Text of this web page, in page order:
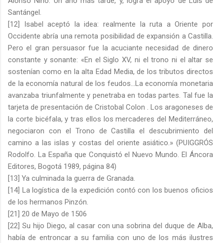
Santángel.
[12] Isabel aceptó la idea: realmente la ruta a Oriente por
Occidente abría una remota posibilidad de expansión a Castilla.
Pero el gran persuasor fue la acuciante necesidad de dinero
constante y sonante: «En el Siglo XV, ni el trono ni el altar se
sostenían como en la alta Edad Media, de los tributos directos
de la economía natural de los feudos…La economía monetaria
avanzaba triunfalmente y penetraba en todas partes. Tal fue la
tarjeta de presentación de Cristobal Colon . Los aragoneses de
la corte bicéfala, y tras ellos los mercaderes del Mediterráneo,
negociaron con el Trono de Castilla el descubrimiento del
camino a las islas y costas del oriente asiático.» (PUIGGRÓS
Rodolfo. La España que Conquistó el Nuevo Mundo. El Áncora
Editores, Bogotá 1989, página 84)
[13] Ya culminada la guerra de Granada.
[14] La logística de la expedición contó con los buenos oficios
de los hermanos Pinzón.
[21] 20 de Mayo de 1506
[22] Su hijo Diego, al casar con una sobrina del duque de Alba,
había de entroncar a su familia con uno de los más ilustres